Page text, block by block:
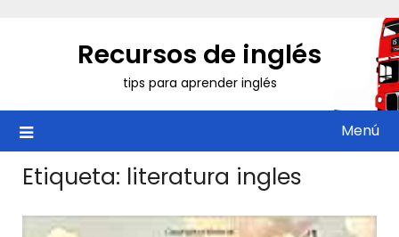
Recursos de inglés
tips para aprender inglés
Menú
Etiqueta: literatura ingles